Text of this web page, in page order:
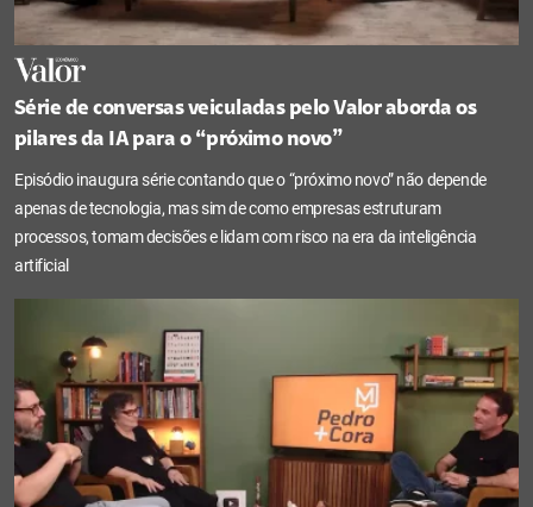
Série de conversas veiculadas pelo Valor aborda os
pilares da IA para o “próximo novo”
Episódio inaugura série contando que o “próximo novo” não depende
apenas de tecnologia, mas sim de como empresas estruturam
processos, tomam decisões e lidam com risco na era da inteligência
artificial